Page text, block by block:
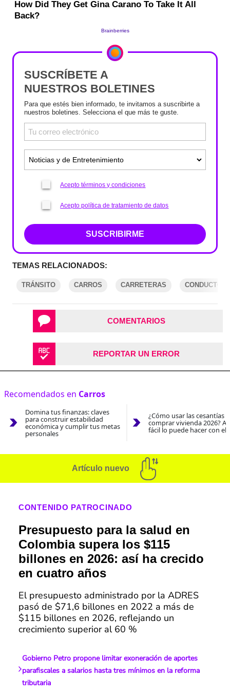
SUSCRÍBETE A
NUESTROS BOLETINES
Para que estés bien informado, te invitamos a suscribirte a
nuestros boletines. Selecciona el que más te guste.
Acepto términos y condiciones
Acepto política de tratamiento de datos
SUSCRIBIRME
TEMAS RELACIONADOS:
TRÁNSITO CARROS CARRETERAS
COMENTARIOS
REPORTAR UN ERROR
Recomendados en Carros
Domina tus finanzas: claves
para construir estabilidad
económica y cumplir tus metas
personales
¿Cómo usar las cesantías
comprar vivienda 2026?
fácil lo puede hacer con el
Artículo nuevo
CONTENIDO PATROCINADO
Presupuesto para la salud en
Colombia supera los $115
billones en 2026: así ha crecido
en cuatro años
El presupuesto administrado por la ADRES
pasó de $71,6 billones en 2022 a más de
$115 billones en 2026, reflejando un
crecimiento superior al 60 %
Gobierno Petro propone limitar exoneración de aportes
parafiscales a salarios hasta tres mínimos en la reforma
tributaria